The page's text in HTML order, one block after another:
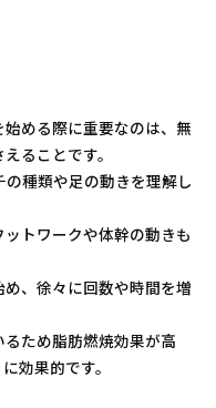
める際に重要なのは、無
ることです。
種類や足の動きを理解し
トワークや体幹の動きも
、徐々に回数や時間を増
ため脂肪燃焼効果が高
効果的です。